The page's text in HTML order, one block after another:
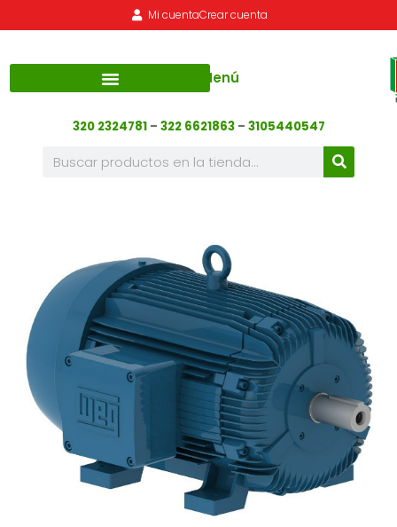
Mi cuentaCrear cuenta
Menú
320 2324781– 322 6621863 – 3105440547